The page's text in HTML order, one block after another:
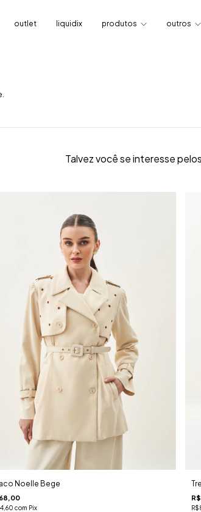
outlet liquidix produtos outros
Talvez você se interesse
Noelle Bege
com Pix